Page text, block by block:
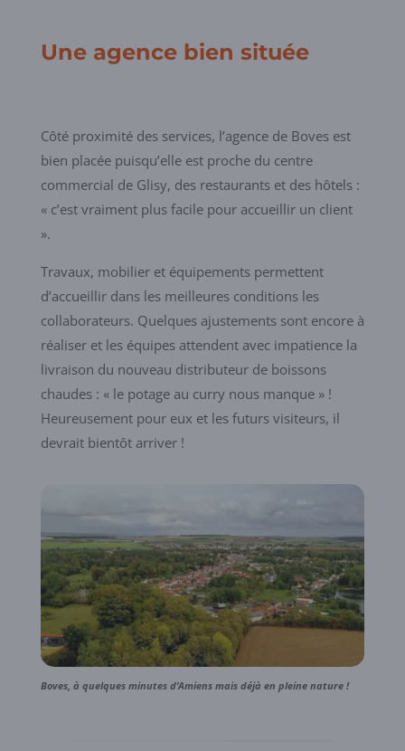
Une agence bien située
Côté proximité des services, l’agence de Boves est
bien placée puisqu’elle est proche du centre
commercial de Glisy, des restaurants et des hôtels :
« c’est vraiment plus facile pour accueillir un client
».
Travaux, mobilier et équipements permettent
d’accueillir dans les meilleures conditions les
collaborateurs. Quelques ajustements sont encore à
réaliser et les équipes attendent avec impatience la
livraison du nouveau distributeur de boissons
chaudes : « le potage au curry nous manque » !
Heureusement pour eux et les futurs visiteurs, il
devrait bientôt arriver !
Boves, à quelques minutes d’Amiens mais déjà en pleine nature !